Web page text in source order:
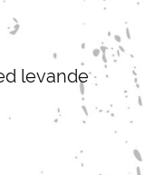
levande